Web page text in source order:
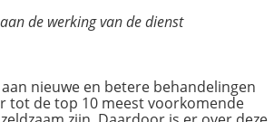
de werking van de dienst
nieuwe en betere behandelingen
tot de top 10 meest voorkomende